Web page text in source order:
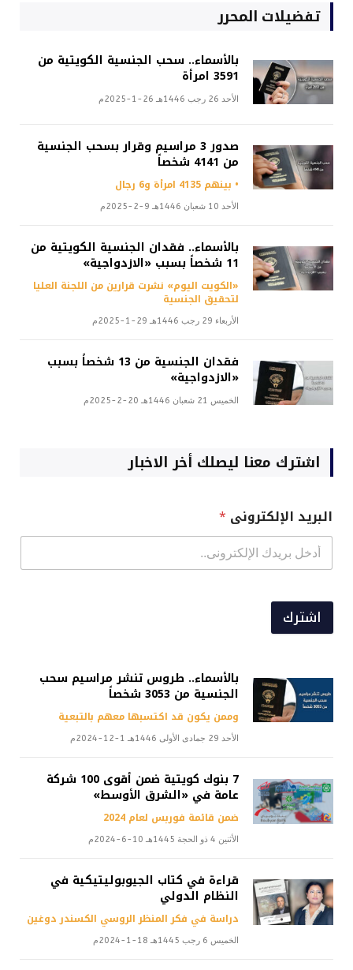
تفضيلات المحرر
بالأسماء.. سحب الجنسية الكويتية من
3591 امرأة
الأحد 26 رجب 1446هـ 26-1-2025م
صدور 3 مراسيم وقرار بسحب الجنسية
من 4141 شخصاً
• بينهم 4135 امرأة و6 رجال
الأحد 10 شعبان 1446هـ 9-2-2025م
بالأسماء.. فقدان الجنسية الكويتية من
11 شخصاً بسبب «الازدواجية»
«الكويت اليوم» نشرت قرارين من اللجنة العليا
لتحقيق الجنسية
الأربعاء 29 رجب 1446هـ 29-1-2025م
فقدان الجنسية من 13 شخصاً بسبب
«الازدواجية»
الخميس 21 شعبان 1446هـ 20-2-2025م
اشترك معنا ليصلك أخر الاخبار
البريد الإلكترونى *
اشترك
بالأسماء.. طروس تنشر مراسيم سحب
الجنسية من 3053 شخصاً
وممن يكون قد اكتسبها معهم بالتبعية
الأحد 29 جمادى الأولى 1446هـ 1-12-2024م
7 بنوك كويتية ضمن أقوى 100 شركة
عامة في «الشرق الأوسط»
ضمن قائمة فوربس لعام 2024
الأثنين 4 ذو الحجة 1445هـ 10-6-2024م
قراءة في كتاب الجيوبوليتيكية في
النظام الدولي
دراسة في فكر المنظر الروسي الكسندر دوغين
الخميس 6 رجب 1445هـ 18-1-2024م